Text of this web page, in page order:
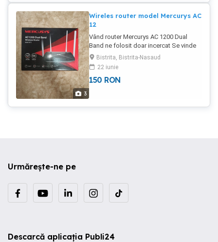
3
Wireles router model Mercurys AC
12
Vând router Mercurys AC 1200 Dual
Band ne folosit doar incercat Se vinde
deoarece firma DIGI care transmite
semnal TV și-a instalat routerul lor
personalizat și nu am apucat să-l
folosesc
Bistrita, Bistrita-Nasaud
22 iunie
150 RON
Urmărește-ne pe
Descarcă aplicația Publi24